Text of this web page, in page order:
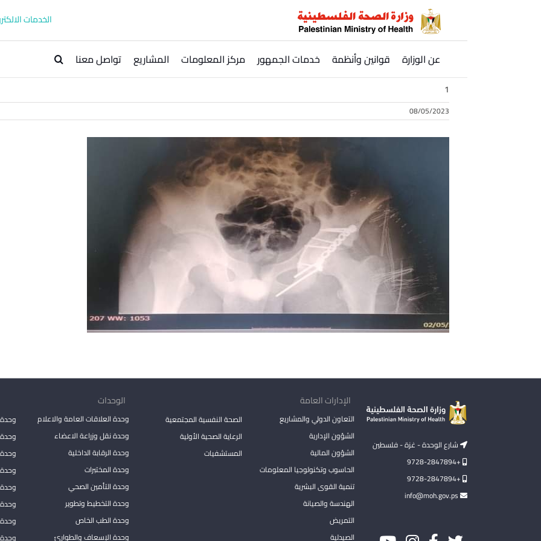
الخدمات
عن الوزارة قوانين وأنظمة خدمات الجمهور مركز المعلومات المشاريع تواصل معنا
1
08/05/2023
شارع الوحدة - غزة - فلسطين
+9728-2847894
+9728-2847894
الإدارات العامة
التعاون الدولي والمشاريع
الشؤون الإدارية
الشؤون المالية
الحاسوب وتكنولوجيا المعلومات
تنمية القوى البشرية
الهندسة والصيانة
التمريض
الصيدلية
الصحة النفسية المجتمعية
الرعاية الصحية الأولية
المستشفيات
الوحدات
وحدة العلاقات العامة والاعلام
وحدة نقل وزراعة الاعضاء
وحدة الرقابة الداخلية
وحدة المختبرات
وحدة التأمين الصحي
وحدة التخطيط وتطوير
وحدة الطب الخاص
وحدة الإسعاف والطوارئ
وحدة